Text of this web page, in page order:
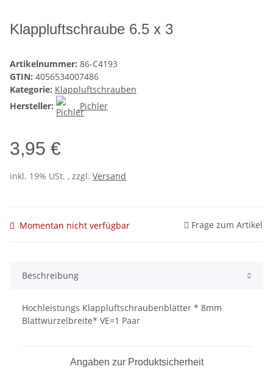
Klappluftschraube 6.5 x 3
Artikelnummer: 86-C4193
GTIN: 4056534007486
Kategorie: Klappluftschrauben
Hersteller:
Pichler
3,95 €
inkl. 19% USt. , zzgl. Versand
Momentan nicht verfügbar Frage zum Artikel
Beschreibung
Hochleistungs Klappluftschraubenblätter * 8mm
Blattwurzelbreite* VE=1 Paar
Angaben zur Produktsicherheit